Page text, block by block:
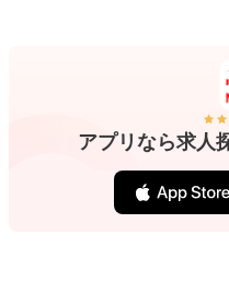
アプリなら求人